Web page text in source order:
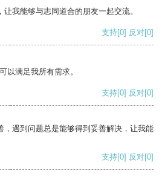
我能够与志同道合的朋友一起交流。
支持[0] 反对[0]
以满足我所有需求。
支持[0] 反对[0]
，遇到问题总是能够得到妥善解决，让我能
支持[0] 反对[0]